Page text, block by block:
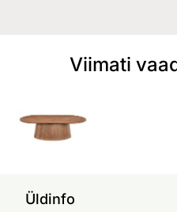
Viimati
Üldinfo